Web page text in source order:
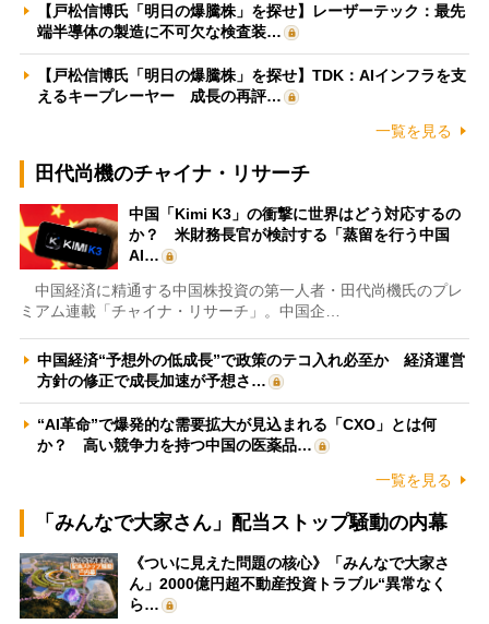
【戸松信博氏「明日の爆騰株」を探せ】レーザーテック：最先
端半導体の製造に不可欠な検査装…
【戸松信博氏「明日の爆騰株」を探せ】TDK：AIインフラを支
えるキープレーヤー 成長の再評…
一覧を見る
田代尚機のチャイナ・リサーチ
中国「Kimi K3」の衝撃に世界はどう対応するの
か？ 米財務長官が検討する「蒸留を行う中国
AI…
中国経済に精通する中国株投資の第一人者・田代尚機氏のプレ
ミアム連載「チャイナ・リサーチ」。中国企…
中国経済“予想外の低成長”で政策のテコ入れ必至か 経済運営
方針の修正で成長加速が予想さ…
“AI革命”で爆発的な需要拡大が見込まれる「CXO」とは何
か？ 高い競争力を持つ中国の医薬品…
一覧を見る
「みんなで大家さん」配当ストップ騒動の内幕
《ついに見えた問題の核心》「みんなで大家さ
ん」2000億円超不動産投資トラブル“異常なく
ら…